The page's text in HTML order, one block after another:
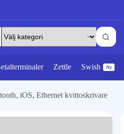
Zettle Swish Ny
iOS, Ethernet kvittoskrivare